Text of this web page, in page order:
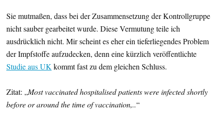
Sie mutmaßen, dass bei der Zusammensetzung der Kontrollgruppe
nicht sauber gearbeitet wurde. Diese Vermutung teile ich
ausdrücklich nicht. Mir scheint es eher ein tieferliegendes Problem
der Impfstoffe aufzudecken, denn eine kürzlich veröffentlichte
Studie aus UKkommt fast zu dem gleichen Schluss.
Zitat: „Most vaccinated hospitalised patients were infected shortly
before or around the time of vaccination,..“